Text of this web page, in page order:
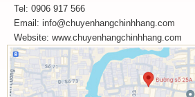
Tel: 0906 917 566
Email: info@chuyenhangchinhhang.com
Website: www.chuyenhangchinhhang.com